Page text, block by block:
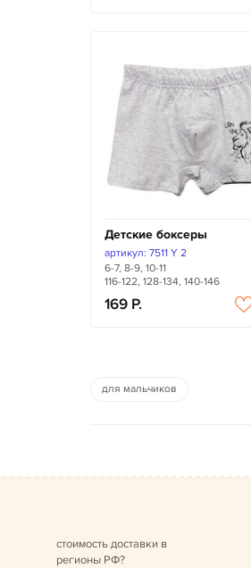
Детские боксеры
артикул: 7511 Y 2
6-7, 8-9, 10-11
116-122, 128-134, 140-146
169
для мальчиков
стоимость доставки в
регионы РФ?